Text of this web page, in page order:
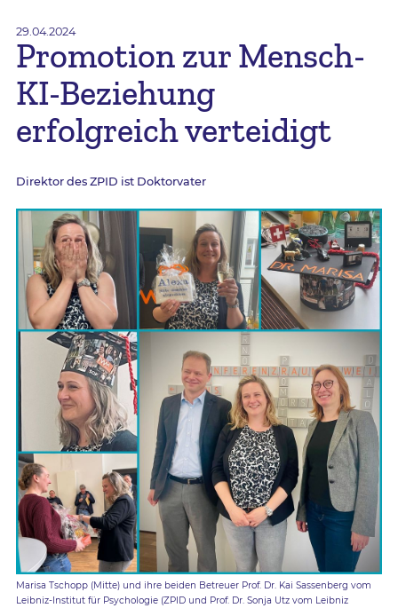
29.04.2024
Promotion zur Mensch-
KI-Beziehung
erfolgreich verteidigt
Direktor des ZPID ist Doktorvater
Marisa Tschopp (Mitte) und ihre beiden Betreuer Prof. Dr. Kai Sassenberg vom
Leibniz-Institut für Psychologie (ZPID und Prof. Dr. Sonja Utz vom Leibniz